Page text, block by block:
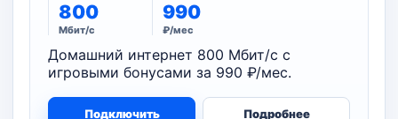
800
Мбит/с
990
₽/мес
Домашний интернет 800 Мбит/с с
игровыми бонусами за 990 ₽/мес.
Подключить Подробнее